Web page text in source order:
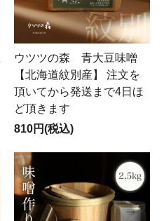
ウツツの森 青大豆味噌
【北海道紋別産】 注文を
頂いてから発送まで4日ほ
ど頂きます
810円(税込)